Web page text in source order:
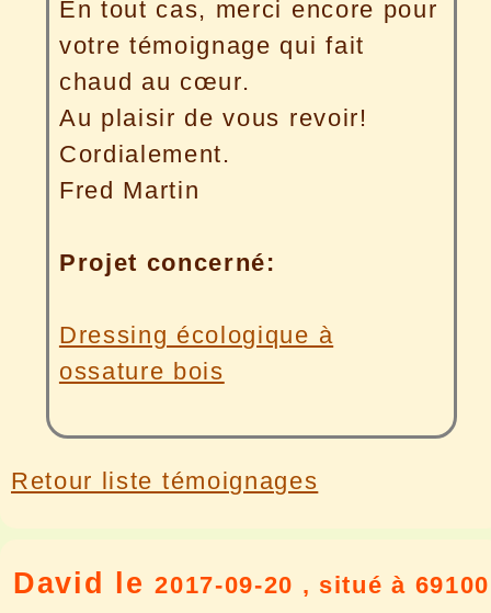
En tout cas, merci encore pour
votre témoignage qui fait
chaud au cœur.
Au plaisir de vous revoir!
Cordialement.
Fred Martin
Projet concerné:
Dressing écologique à
ossature bois
Retour liste témoignages
David le2017-09-20 , situé à 69100